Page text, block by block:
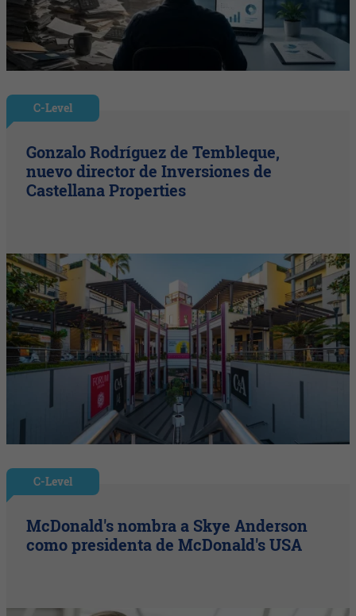
C-Level
Gonzalo Rodríguez de Tembleque,
nuevo director de Inversiones de
Castellana Properties
C-Level
McDonald's nombra a Skye Anderson
como presidenta de McDonald's USA